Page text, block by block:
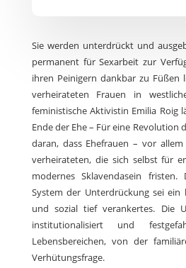
Sie werden unterdrückt und
permanent für Sexarbeit zur
ihren Peinigern dankbar zu Füßen
verheirateten Frauen in
feministische Aktivistin Emilia Roig
Ende der Ehe – Für eine Revolution
daran, dass Ehefrauen – vor
verheirateten, die sich selbst für
modernes Sklavendasein
System der Unterdrückung sei ein
und sozial tief verankertes. Die
institutionalisiert und
Lebensbereichen, von der
Verhütungsfrage.